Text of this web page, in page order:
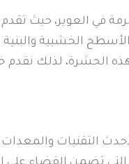
في العوير، حيث تقدم
الخشبية
الحشرة، لذلك
التقنيات